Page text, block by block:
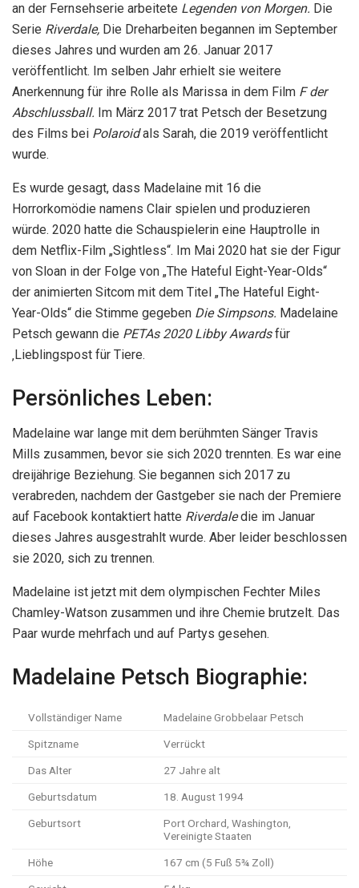
an der Fernsehserie arbeitete Legenden von Morgen. Die
Serie Riverdale, Die Dreharbeiten begannen im September
dieses Jahres und wurden am 26. Januar 2017
veröffentlicht. Im selben Jahr erhielt sie weitere
Anerkennung für ihre Rolle als Marissa in dem Film F der
Abschlussball. Im März 2017 trat Petsch der Besetzung
des Films bei Polaroidals Sarah, die 2019 veröffentlicht
wurde.
Es wurde gesagt, dass Madelaine mit 16 die
Horrorkomödie namens Clair spielen und produzieren
würde. 2020 hatte die Schauspielerin eine Hauptrolle in
dem Netflix-Film „Sightless“. Im Mai 2020 hat sie der Figur
von Sloan in der Folge von „The Hateful Eight-Year-Olds“
der animierten Sitcom mit dem Titel „The Hateful Eight-
Year-Olds“ die Stimme gegeben Die Simpsons. Madelaine
Petsch gewann die PETAs 2020 Libby Awardsfür
‚Lieblingspost für Tiere.
Persönliches Leben:
Madelaine war lange mit dem berühmten Sänger Travis
Mills zusammen, bevor sie sich 2020 trennten. Es war eine
dreijährige Beziehung. Sie begannen sich 2017 zu
verabreden, nachdem der Gastgeber sie nach der Premiere
auf Facebook kontaktiert hatte Riverdaledie im Januar
dieses Jahres ausgestrahlt wurde. Aber leider beschlossen
sie 2020, sich zu trennen.
Madelaine ist jetzt mit dem olympischen Fechter Miles
Chamley-Watson zusammen und ihre Chemie brutzelt. Das
Paar wurde mehrfach und auf Partys gesehen.
Madelaine Petsch Biographie:
Vollständiger Name Madelaine Grobbelaar Petsch
Spitzname Verrückt
Das Alter 27 Jahre alt
Geburtsdatum 18. August 1994
Geburtsort
Port Orchard, Washington,
Vereinigte Staaten
Höhe 167 cm (5 Fuß 5¾ Zoll)